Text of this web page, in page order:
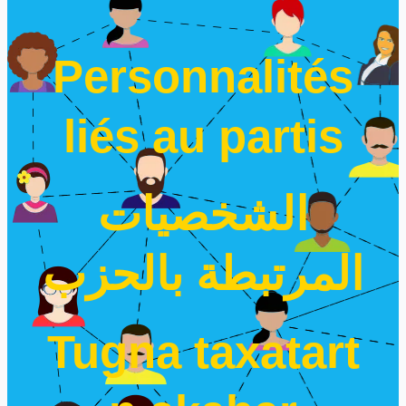
Personnalités
liés au partis
الشخصيات
المرتبطة بالحزب
Tugna taxatart